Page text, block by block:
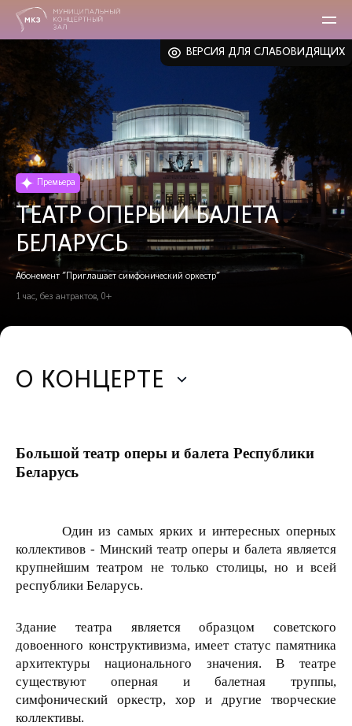
ВЕРСИЯ ДЛЯ СЛАБОВИДЯЩИХ
Премьера
ТЕАТР ОПЕРЫ И БАЛЕТА
БЕЛАРУСЬ
Абонемент "Приглашает симфонический оркестр"
1 час, без антрактов, 0+
О КОНЦЕРТЕ
Большой театр оперы и балета Республики
Беларусь
Один из самых ярких и интересных оперных
коллективов - Минский театр оперы и балета является
крупнейшим театром не только столицы, но и всей
республики Беларусь.
Здание театра является образцом советского
довоенного конструктивизма, имеет статус памятника
архитектуры национального значения. В театре
существуют оперная и балетная труппы,
симфонический оркестр, хор и другие творческие
коллективы.